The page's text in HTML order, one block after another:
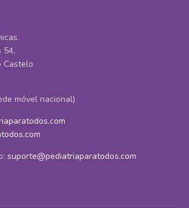
54,
Castelo
móvel nacional)
suporte@pediatriaparatodos.com